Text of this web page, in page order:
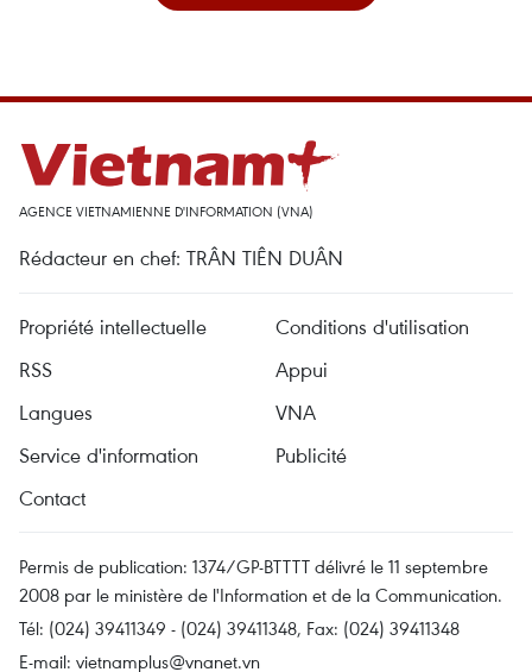
AGENCE VIETNAMIENNE D'INFORMATION (VNA)
Rédacteur en chef: TRÂN TIÊN DUÂN
Propriété intellectuelle
Conditions d'utilisation
RSS
Appui
Langues
VNA
Service d'information
Publicité
Contact
Permis de publication: 1374/GP-BTTTT délivré le 11 septembre
2008 par le ministère de l'Information et de la Communication.
Tél: (024) 39411349 - (024) 39411348, Fax: (024) 39411348
E-mail: vietnamplus@vnanet.vn